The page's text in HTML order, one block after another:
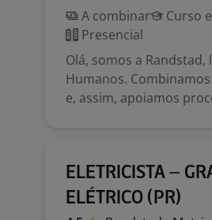
A combinar
Curso
Presencial
Olá, somos a
Humanos.
e, assim, apoiamos
ELETRICISTA –
ELÉTRICO (PR)